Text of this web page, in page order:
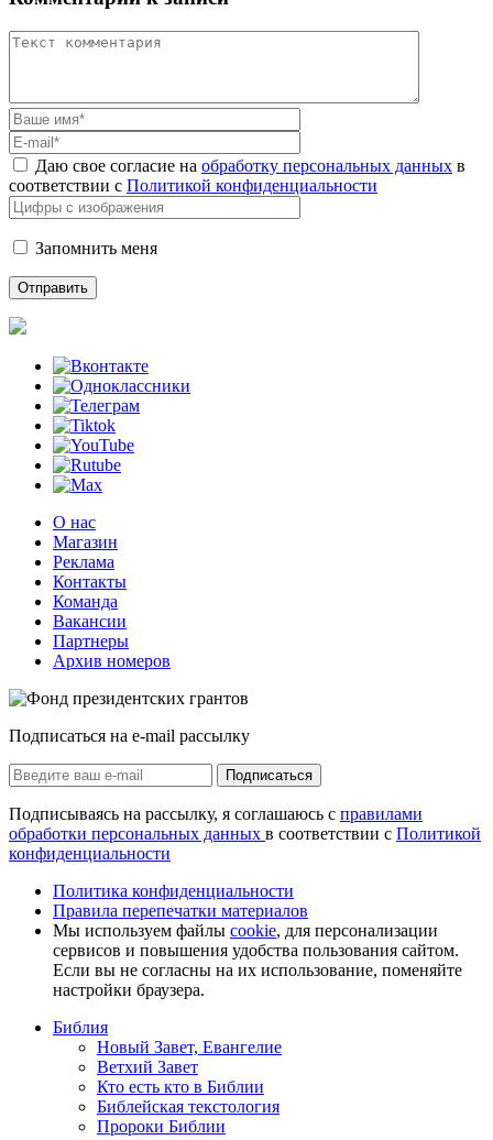
Даю свое согласие на обработку персональных данных в
соответствии с Политикой конфиденциальности
Запомнить меня
О нас
Магазин
Реклама
Контакты
Команда
Вакансии
Партнеры
Архив номеров
Подписаться на e-mail рассылку
Подписаться
Подписываясь на рассылку, я соглашаюсь с правилами
обработки персональных данных в соответствии с Политикой
конфиденциальности
Политика конфиденциальности
Правила перепечатки материалов
Мы используем файлы cookie, для персонализации
сервисов и повышения удобства пользования сайтом.
Если вы не согласны на их использование, поменяйте
настройки браузера.
Библия
Новый Завет, Евангелие
Ветхий Завет
Кто есть кто в Библии
Библейская текстология
Пророки Библии